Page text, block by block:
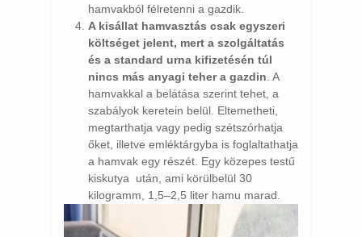
hamvakból félretenni a gazdik.
A kisállat hamvasztás csak egyszeri
költséget jelent, mert a szolgáltatás
és a standard urna kifizetésén túl
nincs más anyagi teher a gazdin . A
hamvakkal a belátása szerint tehet, a
szabályok keretein belül. Eltemetheti,
megtarthatja vagy pedig szétszórhatja
őket, illetve emléktárgyba is foglaltathatja
a hamvak egy részét. Egy közepes testű
kiskutya után, ami körülbelül 30
kilogramm, 1,5–2,5 liter hamu marad.